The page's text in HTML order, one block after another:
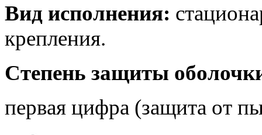
Вид исполнения:
крепления.
Степень защиты
первая цифра (защита от